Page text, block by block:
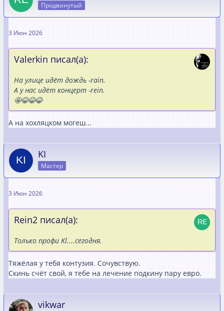
Продвинутый
3 Июн 2026
Valerkin писал(а):
На улице идёт дождь -rаin.
А у нас идёт концерт -rein.
🤩😂😂😂
А на хохляцком могеш...
KI
Мастер
3 Июн 2026
Rein2 писал(а):
Только профи Kl....сегодня.
Тяжёлая у тебя контузия. Сочувствую.
Скинь счёт свой, я тебе на лечение подкину пару евро.
vikwar